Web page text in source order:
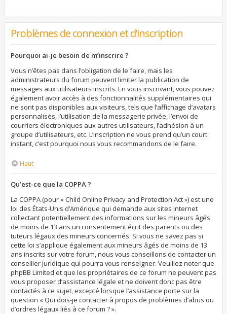
Problèmes de connexion et d’inscription
Pourquoi ai-je besoin de m’inscrire ?
Vous n’êtes pas dans l’obligation de le faire, mais les
administrateurs du forum peuvent limiter la publication de
messages aux utilisateurs inscrits. En vous inscrivant, vous pouvez
également avoir accès à des fonctionnalités supplémentaires qui
ne sont pas disponibles aux visiteurs, tels que l’affichage d’avatars
personnalisés, l’utilisation de la messagerie privée, l’envoi de
courriers électroniques aux autres utilisateurs, l’adhésion à un
groupe d’utilisateurs, etc. L’inscription ne vous prend qu’un court
instant, c’est pourquoi nous vous recommandons de le faire.
Haut
Qu’est-ce que la COPPA ?
La COPPA (pour « Child Online Privacy and Protection Act ») est une
loi des États-Unis d’Amérique qui demande aux sites internet
collectant potentiellement des informations sur les mineurs âgés
de moins de 13 ans un consentement écrit des parents ou des
tuteurs légaux des mineurs concernés. Si vous ne savez pas si
cette loi s’applique également aux mineurs âgés de moins de 13
ans inscrits sur votre forum, nous vous conseillons de contacter un
conseiller juridique qui pourra vous renseigner. Veuillez noter que
phpBB Limited et que les propriétaires de ce forum ne peuvent pas
vous proposer d’assistance légale et ne doivent donc pas être
contactés à ce sujet, excepté lorsque l’assistance porte sur la
question « Qui dois-je contacter à propos de problèmes d’abus ou
d’ordres légaux liés à ce forum ? ».